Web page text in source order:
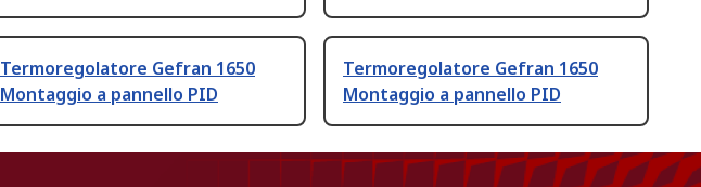
Termoregolatore Gefran 1650
Montaggio a pannello PID
Termoregolatore Gefran 1650
Montaggio a pannello PID